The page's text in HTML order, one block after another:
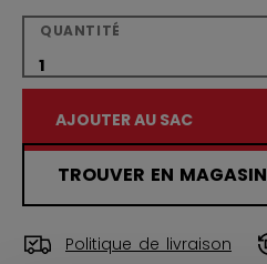
QUANTITÉ
AJOUTER AU SAC
TROUVER EN MAGASIN
Politique de livraison